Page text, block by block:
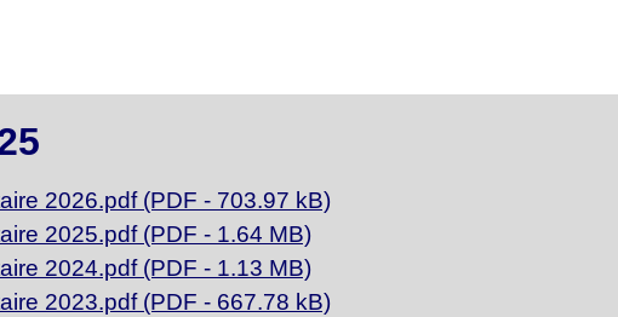
2026.pdf (PDF - 703.97 kB)
2025.pdf (PDF - 1.64 MB)
2024.pdf (PDF - 1.13 MB)
2023.pdf (PDF - 667.78 kB)